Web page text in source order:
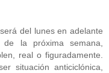
del lunes en adelante
la próxima semana,
real o figuradamente.
situación anticiclónica,